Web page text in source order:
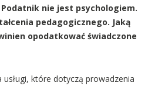
nie jest psychologiem.
pedagogicznego. Jaką
opodatkować świadczone
które dotyczą prowadzenia